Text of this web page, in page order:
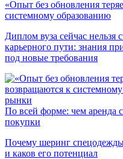
«Опыт без обновления
системному образованию
Диплом вуза сейчас нельзя
карьерного пути: знания
под новые требования
рынки
По всей форме: чем аренда
покупки
Почему шеринг
и каков его потенциал